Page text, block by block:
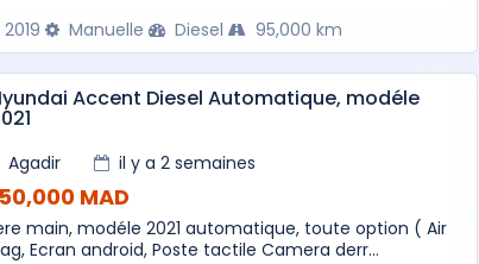
2019 Manuelle Diesel 95,000 km
Accent Diesel Automatique, modéle
Agadir il y a 2 semaines
MAD
main, modéle 2021 automatique, toute option ( Air
Ecran android, Poste tactile Camera derr...